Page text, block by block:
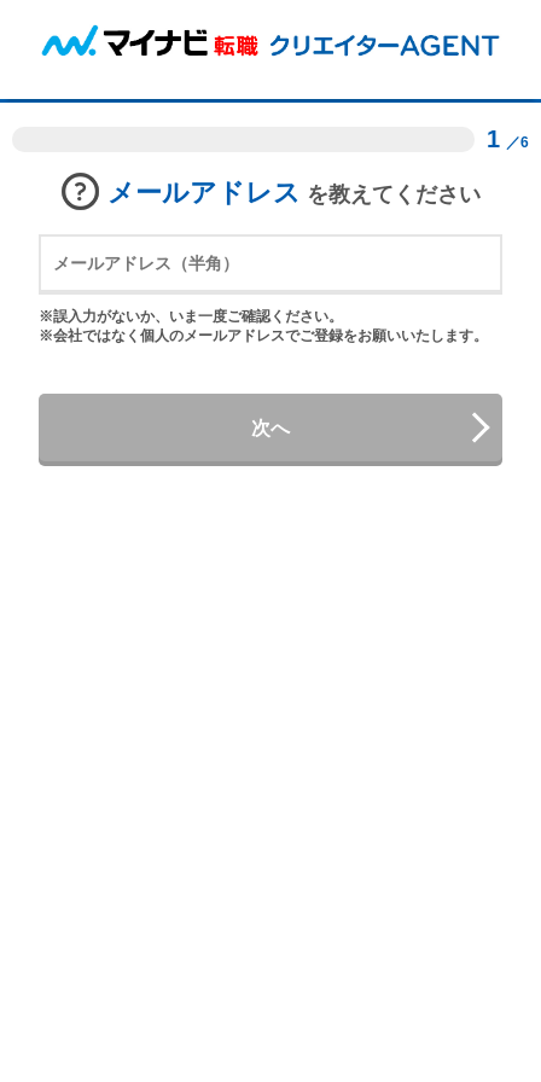
1 ／6
メールアドレス を教えてください
※誤入力がないか、いま一度ご確認ください。
※会社ではなく個人のメールアドレスでご登録をお願いいたします。
次へ